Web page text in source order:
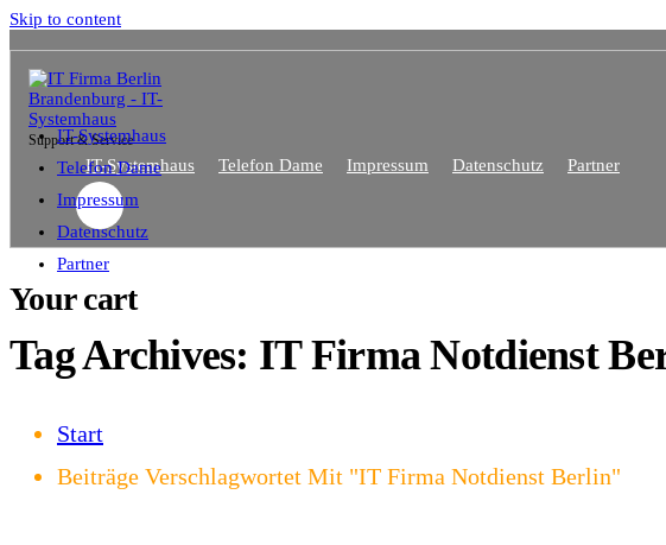
Skip to content
Support & Service
IT-Systemhaus Telefon Dame Impressum Datenschutz Partner
IT-Systemhaus
Telefon Dame
Impressum
Datenschutz
Partner
Your cart
Tag Archives: IT Firma Notdienst
Start
Beiträge Verschlagwortet Mit "IT Firma Notdienst Berlin"